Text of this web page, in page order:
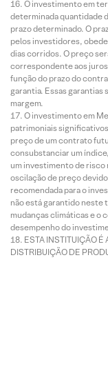
O investimento em
determinada quantidade
prazo determinado. O
pelos investidores,
dias corridos. O preço
correspondente aos
função do prazo do
garantia. Essas garantias
margem.
O investimento em
patrimoniais
preço de um contrato
consubstanciar um
um investimento de risco
oscilação de preço
recomendada para o
não está garantido neste
mudanças climáticas e o
desempenho do
ESTA INSTITUIÇÃO
DISTRIBUIÇÃO DE